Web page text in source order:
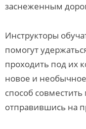
заснеженным
Инструкторы
помогут
проходить под их
новое и
способ
отправившись на